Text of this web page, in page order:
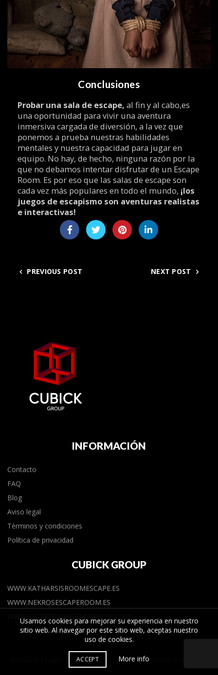
Conclusiones
Probar una sala de escape, al fin y al cabo,es
una oportunidad para vivir una aventura
inmersiva cargada de diversión, a la vez que
ponemos a prueba nuestras habilidades
mentales y nuestra capacidad para jugar en
equipo. No hay, de hecho, ninguna razón por la
que no debamos intentar disfrutar de un Escape
Room. Es por eso que las salas de escape son
cada vez más populares en todo el mundo, ¡los
juegos de escapismo son aventuras realistas
e interactivas!
PREVIOUS POST NEXT POST
INFORMACIÓN
Contacto
FAQ
Blog
Aviso legal
Términos y condiciones
Política de privacidad
CUBICK GROUP
WWW.KATHARSISROOMESCAPE.ES
WWW.NEKROSESCAPEROOM.ES
WWW.SECRETBOXESCAPEROOM.COM
© Cubick Escape Room 2016 - Todos los derechos reservados
Usamos cookies para mejorar su experiencia en nuestro
sitio web. Al navegar por este sitio web, aceptas nuestro
uso de cookies.
ACCEPT More info